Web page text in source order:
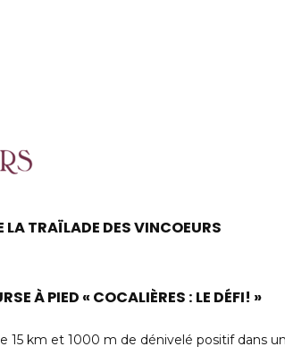
TRAÏLADE DES VINCOEURS
À PIED « COCALIÈRES : LE DÉFI! »
15 km et 1000 m de dénivelé positif dans